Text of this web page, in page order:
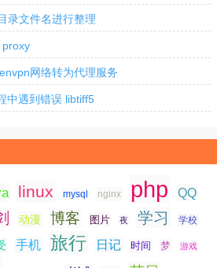
录文件名进行整理
网络转为代理服务
中遇到错误 libtiff5
linux mysql nginx php QQ
动漫 博客 图片 夜 学习 学校
手机 旅行 日记 时间 梦 游戏